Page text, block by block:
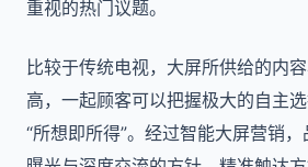
重视的热门议题。
比较于传统电视，大屏所供给的内
高，一起顾客可以把握极大的自主
“所想即所得”。经过智能大屏营销